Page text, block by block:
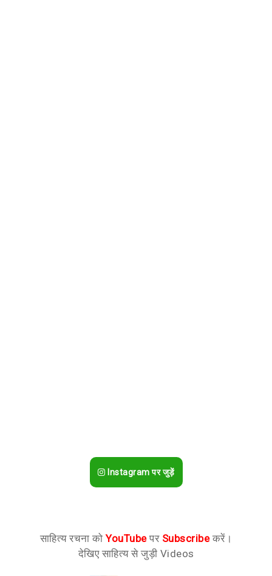
Instagram पर जुड़ें
साहित्य रचना कोYouTubeपर Subscribeकरें।
देखिए साहित्य से जुड़ी Videos